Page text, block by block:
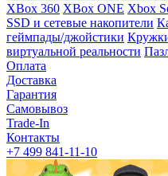
XBox 360 XBox ONE Xbox
SSD и сетевые накопители
геймпады/джойстики
виртуальной реальности
Оплата
Доставка
Гарантия
Самовывоз
Trade-In
Контакты
+7 499 841-11-10